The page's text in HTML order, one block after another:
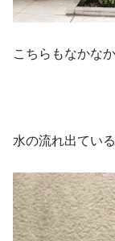
こちらもなかな
水の流れ出てい